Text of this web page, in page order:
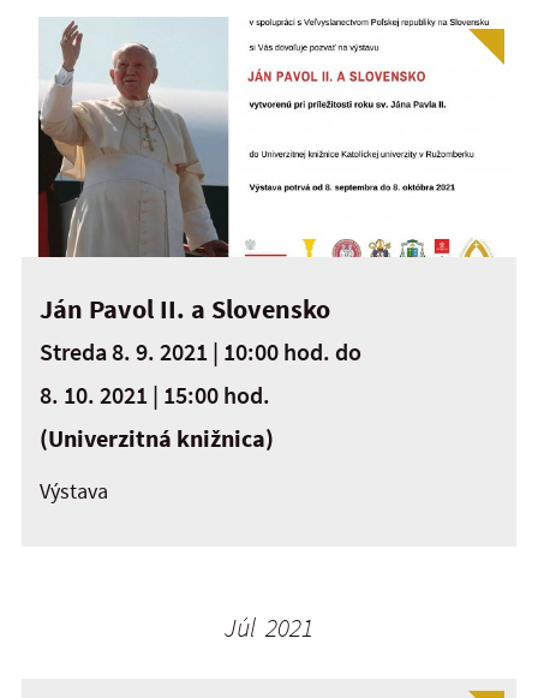
Ján Pavol II. a Slovensko
Streda 8. 9. 2021 | 10:00 hod. do
8. 10. 2021 | 15:00 hod.
(Univerzitná knižnica)
Výstava
Júl 2021